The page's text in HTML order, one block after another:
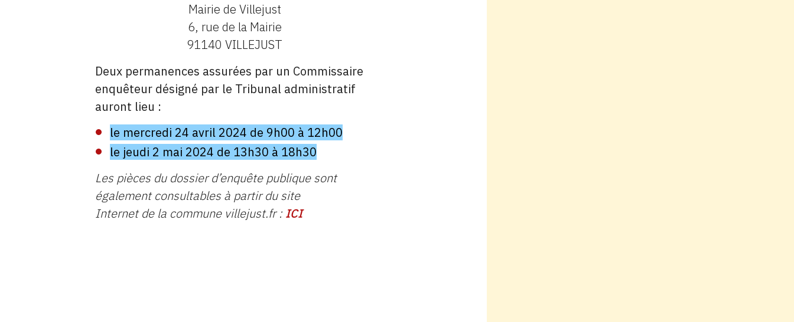
Mairie de Villejust
6, rue de la Mairie
91140 VILLEJUST
Deux permanences assurées par un Commissaire
enquêteur désigné par le Tribunal administratif
auront lieu :
le mercredi 24 avril 2024 de 9h00 à 12h00
le jeudi 2 mai 2024 de 13h30 à 18h30
Les pièces du dossier d’enquête publique sont
également consultables à partir du site
Internet de la commune villejust.fr : ICI